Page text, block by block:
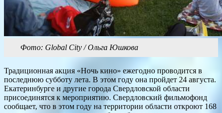
Фото: Global City / Ольга Юшкова
Традиционная акция «Ночь кино» ежегодно проводится в
последнюю субботу лета. В этом году она пройдет 24 августа.
Екатеринбурге и другие города Свердловской области
присоединятся к мероприятию. Свердловский фильмофонд
сообщает, что в этом году на территории области откроют 168